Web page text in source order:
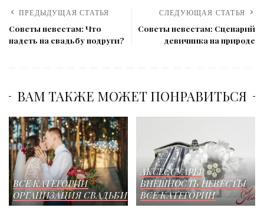
ПРЕДЫДУЩАЯ СТАТЬЯ
Советы невестам: Что
надеть на свадьбу подруги?
СЛЕДУЮЩАЯ СТАТЬЯ
Советы невестам: Сценарий
девичника на природе
ВАМ ТАКЖЕ МОЖЕТ ПОНРАВИТЬСЯ
ВСЕ КАТЕГОРИИ
ОРГАНИЗАЦИЯ СВАДЬБИ
АКСЕССУАРЫ
ВНЕШНОСТЬ НЕВЕСТЫ
ВСЕ КАТЕГОРИИ